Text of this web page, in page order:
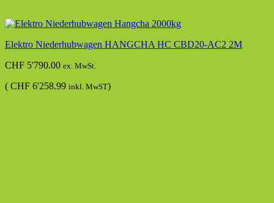
Elektro Niederhubwagen HANGCHA HC CBD20-AC2 2M
CHF 5'790.00 ex. MwSt.
( CHF 6'258.99 inkl. MwST)